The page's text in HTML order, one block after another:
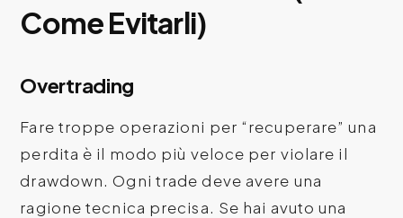
Come Evitarli)
Overtrading
Fare troppe operazioni per “recuperare” una
perdita è il modo più veloce per violare il
drawdown. Ogni trade deve avere una
ragione tecnica precisa. Se hai avuto una